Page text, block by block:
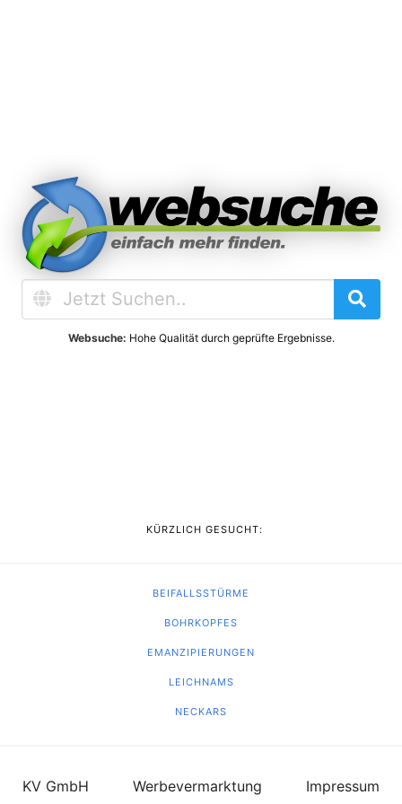
Websuche: Hohe Qualität durch geprüfte Ergebnisse.
KÜRZLICH GESUCHT:
BEIFALLSSTÜRME
BOHRKOPFES
EMANZIPIERUNGEN
LEICHNAMS
NECKARS
KV GmbH Werbevermarktung Impressum